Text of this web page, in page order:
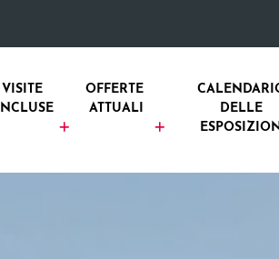
VISITE
OFFERTE
ATTUALI
DELLE